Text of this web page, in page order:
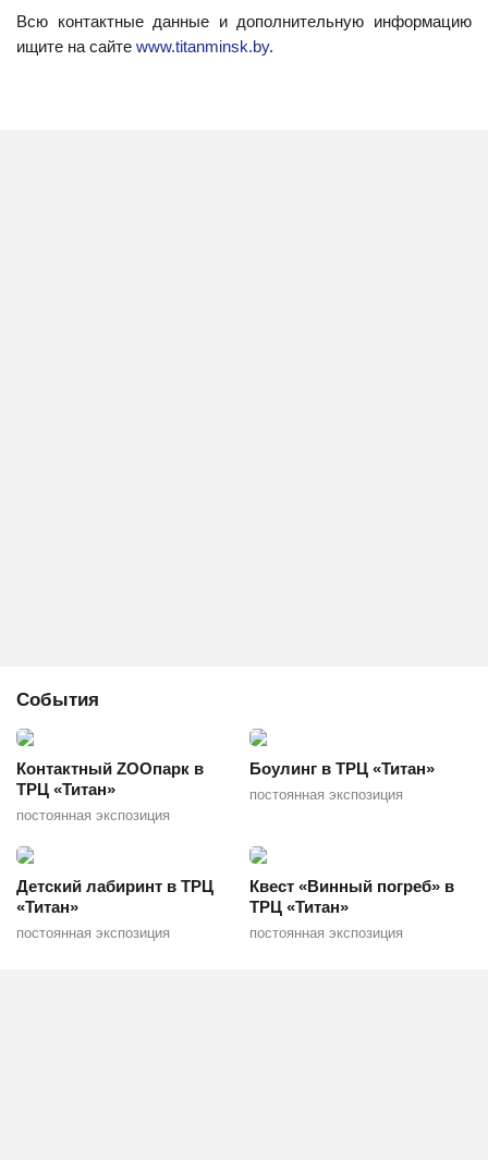
Всю контактные данные и дополнительную информацию
ищите на сайте www.titanminsk.by.
События
Контактный ZOOпарк в
ТРЦ «Титан»
постоянная экспозиция
Боулинг в ТРЦ «Титан»
постоянная экспозиция
Детский лабиринт в ТРЦ
«Титан»
постоянная экспозиция
Квест «Винный погреб» в
ТРЦ «Титан»
постоянная экспозиция